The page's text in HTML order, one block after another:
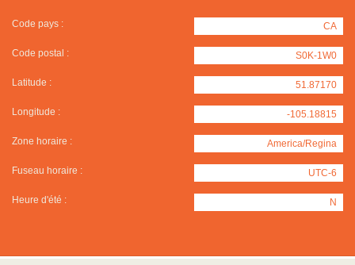
Code pays : CA
Code postal : S0K-1W0
Latitude : 51.87170
Longitude : -105.18815
Zone horaire : America/Regina
Fuseau horaire : UTC-6
Heure d'été : N